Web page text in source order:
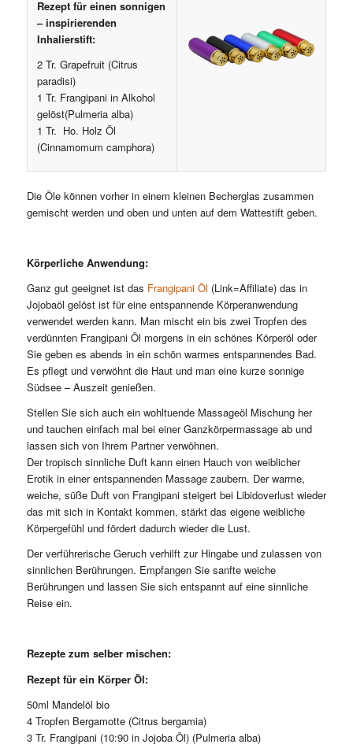
Rezept für einen sonnigen
– inspirierenden
Inhalierstift:
2 Tr. Grapefruit (Citrus
paradisi)
1 Tr. Frangipani in Alkohol
gelöst(Pulmeria alba)
1 Tr. Ho. Holz Öl
(Cinnamomum camphora)
Die Öle können vorher in einem kleinen Becherglas zusammen
gemischt werden und oben und unten auf dem Wattestift geben.
Körperliche Anwendung:
Ganz gut geeignet ist das Frangipani Öl (Link=Affiliate) das in
Jojobaöl gelöst ist für eine entspannende Körperanwendung
verwendet werden kann. Man mischt ein bis zwei Tropfen des
verdünnten Frangipani Öl morgens in ein schönes Körperöl oder
Sie geben es abends in ein schön warmes entspannendes Bad.
Es pflegt und verwöhnt die Haut und man eine kurze sonnige
Südsee – Auszeit genießen.
Stellen Sie sich auch ein wohltuende Massageöl Mischung her
und tauchen einfach mal bei einer Ganzkörpermassage ab und
lassen sich von Ihrem Partner verwöhnen.
Der tropisch sinnliche Duft kann einen Hauch von weiblicher
Erotik in einer entspannenden Massage zaubern. Der warme,
weiche, süße Duft von Frangipani steigert bei Libidoverlust wieder
das mit sich in Kontakt kommen, stärkt das eigene weibliche
Körpergefühl und fördert dadurch wieder die Lust.
Der verführerische Geruch verhilft zur Hingabe und zulassen von
sinnlichen Berührungen. Empfangen Sie sanfte weiche
Berührungen und lassen Sie sich entspannt auf eine sinnliche
Reise ein.
Rezepte zum selber mischen:
Rezept für ein Körper Öl:
50ml Mandelöl bio
4 Tropfen Bergamotte (Citrus bergamia)
3 Tr. Frangipani (10:90 in Jojoba Öl) (Pulmeria alba)